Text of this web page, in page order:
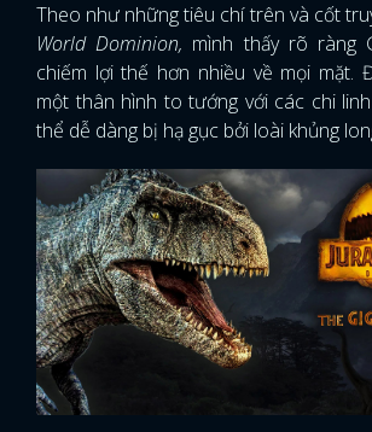
Theo như những tiêu chí trên và cốt
World Dominion, mình thấy rõ ràng
chiếm lợi thế hơn nhiều về mọi mặt.
một thân hình to tướng với các chi
thể dễ dàng bị hạ gục bởi loài khủng